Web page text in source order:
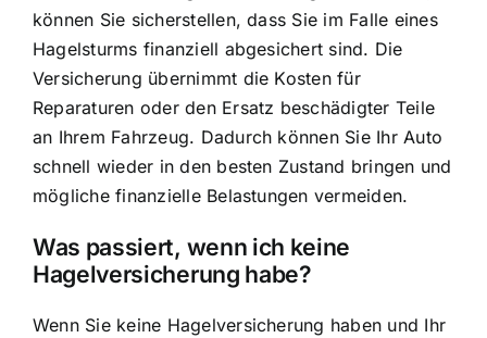
können Sie sicherstellen, dass Sie im Falle eines
Hagelsturms finanziell abgesichert sind. Die
Versicherung übernimmt die Kosten für
Reparaturen oder den Ersatz beschädigter Teile
an Ihrem Fahrzeug. Dadurch können Sie Ihr Auto
schnell wieder in den besten Zustand bringen und
mögliche finanzielle Belastungen vermeiden.
Was passiert, wenn ich keine
Hagelversicherung habe?
Wenn Sie keine Hagelversicherung haben und Ihr